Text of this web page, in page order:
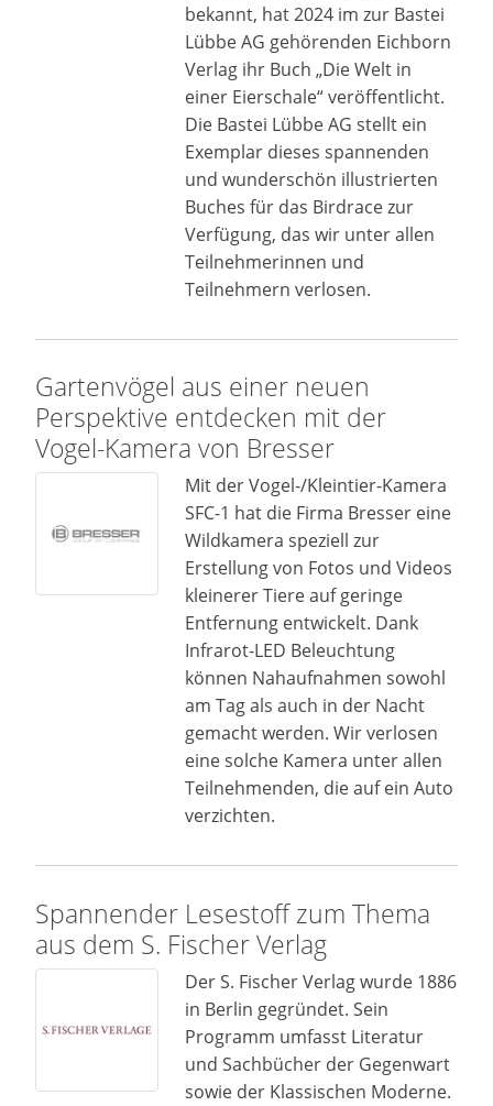
bekannt, hat 2024 im zur Bastei
Lübbe AG gehörenden Eichborn
Verlag ihr Buch „Die Welt in
einer Eierschale“ veröffentlicht.
Die Bastei Lübbe AG stellt ein
Exemplar dieses spannenden
und wunderschön illustrierten
Buches für das Birdrace zur
Verfügung, das wir unter allen
Teilnehmerinnen und
Teilnehmern verlosen.
Gartenvögel aus einer neuen
Perspektive entdecken mit der
Vogel-Kamera von Bresser
Mit der Vogel-/Kleintier-Kamera
SFC-1 hat die Firma Bresser eine
Wildkamera speziell zur
Erstellung von Fotos und Videos
kleinerer Tiere auf geringe
Entfernung entwickelt. Dank
Infrarot-LED Beleuchtung
können Nahaufnahmen sowohl
am Tag als auch in der Nacht
gemacht werden. Wir verlosen
eine solche Kamera unter allen
Teilnehmenden, die auf ein Auto
verzichten.
Spannender Lesestoff zum Thema
aus dem S. Fischer Verlag
Der S. Fischer Verlag wurde 1886
in Berlin gegründet. Sein
Programm umfasst Literatur
und Sachbücher der Gegenwart
sowie der Klassischen Moderne.